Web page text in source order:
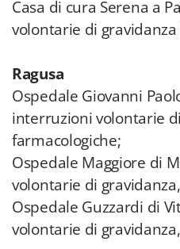
Casa di cura Serena a
volontarie di
Ragusa
Ospedale Giovanni
interruzioni volontarie
farmacologiche;
Ospedale Maggiore di
volontarie di
Ospedale Guzzardi di
volontarie di